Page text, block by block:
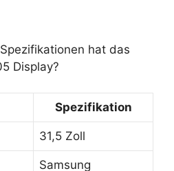
hat das
Display?
Spezifikation
31,5 Zoll
Samsung